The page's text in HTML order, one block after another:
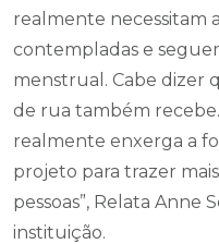
realmente necessitam
contempladas e
menstrual. Cabe dizer
de rua também
realmente enxerga a
projeto para trazer
pessoas”, Relata Anne
instituição.